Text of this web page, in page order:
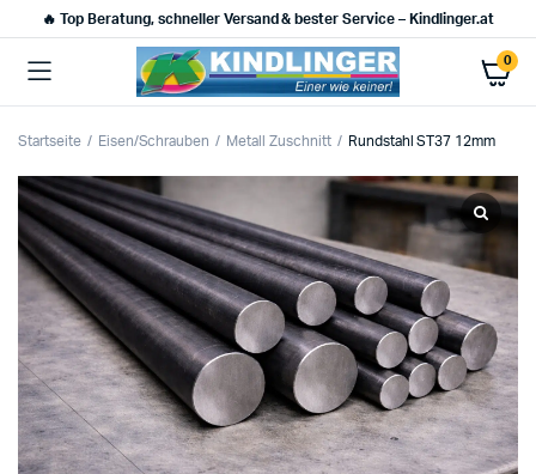
🔥 Top Beratung, schneller Versand & bester Service – Kindlinger.at
0
Startseite Eisen/Schrauben Metall Zuschnitt Rundstahl ST37 12mm